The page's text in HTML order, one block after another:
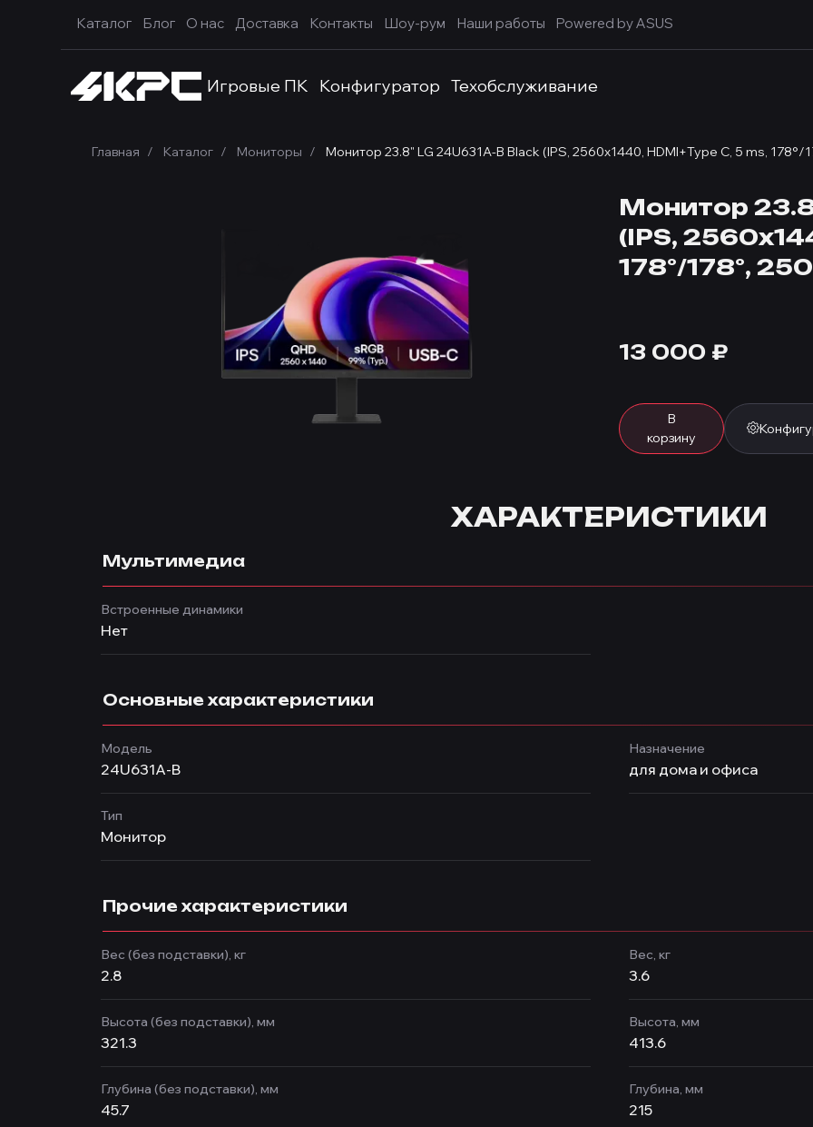
Каталог Блог О нас Доставка Контакты Шоу-рум Наши работы Powered by ASUS
Игровые ПК Конфигуратор Техобслуживание
Главная Каталог Мониторы Монитор 23.8" LG 24U631A-B Black (IPS, 2560x1440, HDMI+Type C, 5 ms, 178°/
Монитор
(IPS,
178°/178°,
13 000 ₽
В
корзину
ХАРАКТЕРИСТИКИ
Мультимедиа
Встроенные динамики
Нет
Основные характеристики
Модель
24U631A-B
Назначение
для дома и офиса
Тип
Монитор
Прочие характеристики
Вес (без подставки), кг
2.8
Вес, кг
3.6
Высота (без подставки), мм
321.3
Высота, мм
413.6
Глубина (без подставки), мм
45.7
Глубина, мм
215